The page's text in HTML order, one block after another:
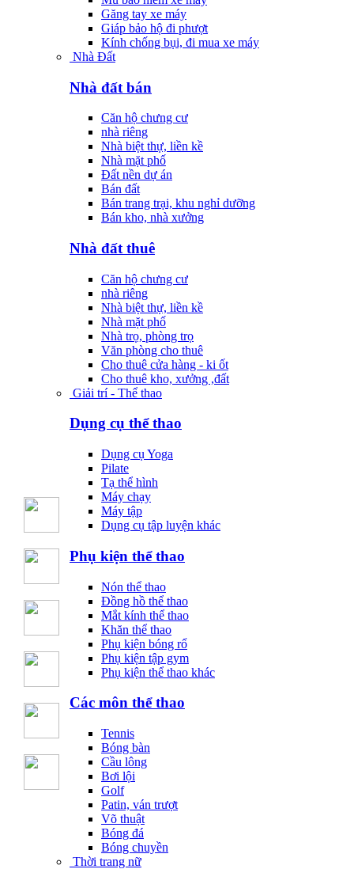
Găng tay xe máy
Giáp bảo hộ đi phượt
Kính chống bụi, đi mua xe máy
Nhà Đất
Nhà đất bán
Căn hộ chưng cư
nhà riêng
Nhà biệt thự, liền kề
Nhà mặt phố
Đất nền dự án
Bán đất
Bán trang trại, khu nghỉ dưỡng
Bán kho, nhà xưởng
Nhà đất thuê
Căn hộ chưng cư
nhà riêng
Nhà biệt thự, liền kề
Nhà mặt phố
Nhà trọ, phòng trọ
Văn phòng cho thuê
Cho thuê cửa hàng - ki ốt
Cho thuê kho, xưởng ,đất
Giải trí - Thể thao
Dụng cụ thể thao
Dụng cụ Yoga
Pilate
Tạ thể hình
Máy chạy
Máy tập
Dụng cụ tập luyện khác
Phụ kiện thể thao
Nón thể thao
Đồng hồ thể thao
Mắt kính thể thao
Khăn thể thao
Phụ kiện bóng rổ
Phụ kiện tập gym
Phụ kiện thể thao khác
Các môn thể thao
Tennis
Bóng bàn
Cầu lông
Bơi lội
Golf
Patin, ván trượt
Võ thuật
Bóng đá
Bóng chuyền
Thời trang nữ